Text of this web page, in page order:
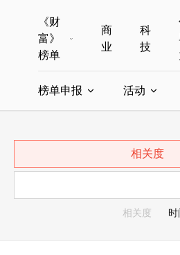
《财
富》
榜单
全部榜单
中国最具影响力商界女性
商
业
科
技
榜单申报 活动
相关度
相关度 时